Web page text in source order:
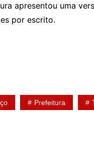
apresentou uma
por escrito.
Prefeitura